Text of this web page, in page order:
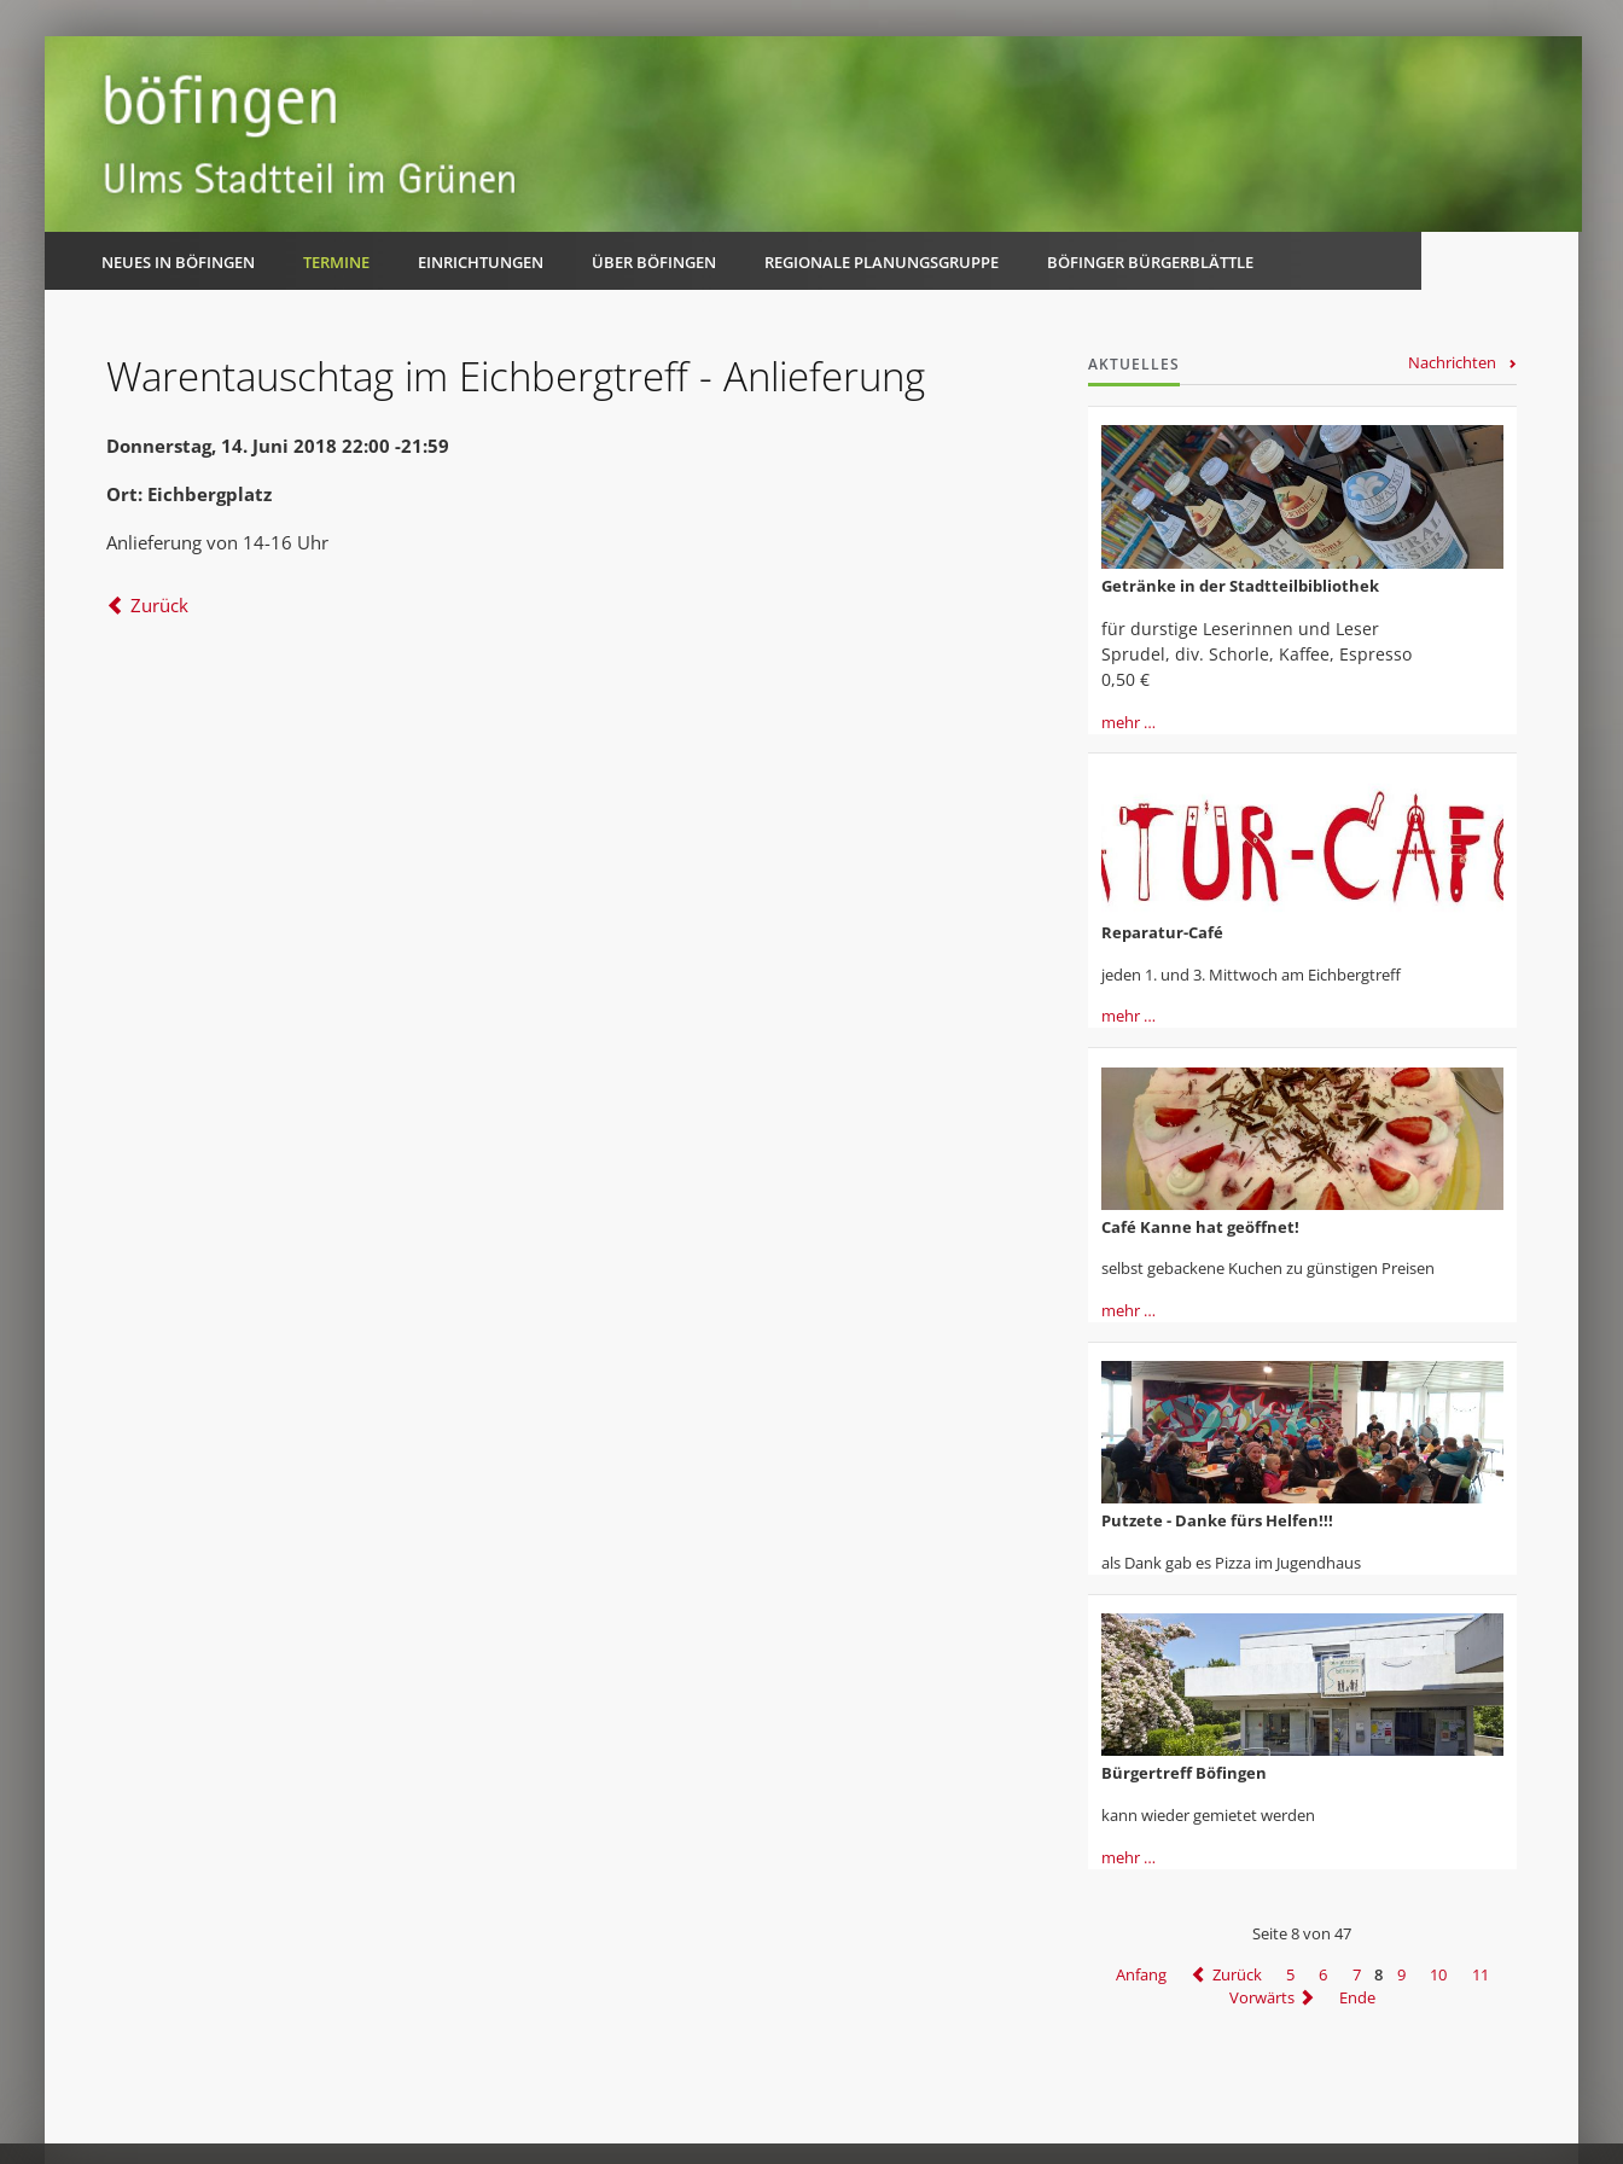
NEUES IN BÖFINGEN TERMINE EINRICHTUNGEN ÜBER BÖFINGEN REGIONALE PLANUNGSGRUPPE BÖFINGER BÜRGERBLÄTTLE
Warentauschtag im Eichbergtreff - Anlieferung
Donnerstag, 14. Juni 2018 22:00 -21:59
Ort: Eichbergplatz
Anlieferung von 14-16 Uhr
Zurück
AKTUELLES Nachrichten
Getränke in der Stadtteilbibliothek
für durstige Leserinnen und Leser
Sprudel, div. Schorle, Kaffee, Espresso
0,50 €
mehr …
Reparatur-Café
jeden 1. und 3. Mittwoch am Eichbergtreff
mehr …
Café Kanne hat geöffnet!
selbst gebackene Kuchen zu günstigen Preisen
mehr …
Putzete - Danke fürs Helfen!!!
als Dank gab es Pizza im Jugendhaus
Bürgertreff Böfingen
kann wieder gemietet werden
mehr …
Seite 8 von 47
Anfang
Zurück 5 6 7 8 9 10
11
Vorwärts
Ende